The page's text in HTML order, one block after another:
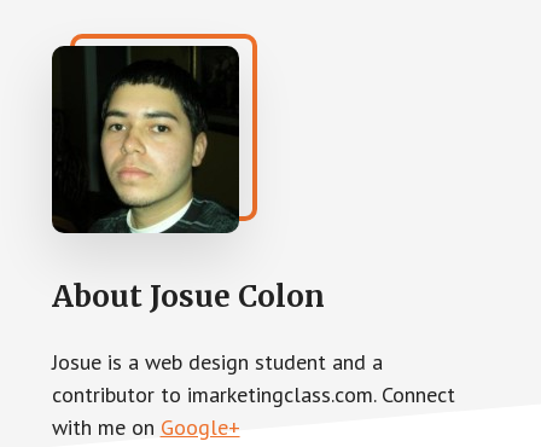
About Josue Colon
Josue is a web design student and a
contributor to imarketingclass.com. Connect
with me on Google+